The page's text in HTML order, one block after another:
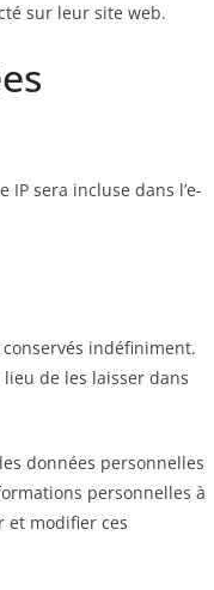
sur leur site web.
sera incluse dans l’e-
indéfiniment.
de les laisser dans
données personnelles
personnelles à
et modifier ces